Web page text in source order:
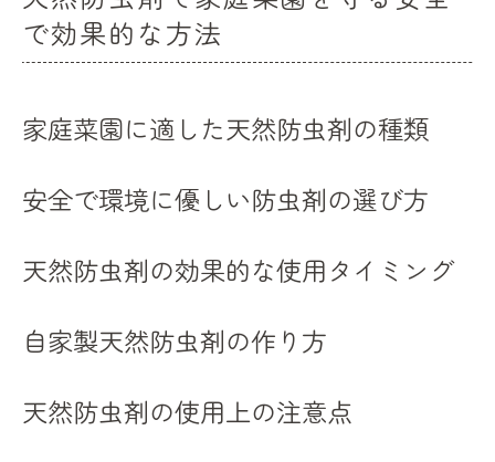
家庭菜園で取り入れたい新しい害虫対策法
最新技術を使った害虫対策のメリット
トレンドを取り入れた家庭菜園の始め方
で効果的な方法
家庭菜園に適した天然防虫剤の種類
安全で環境に優しい防虫剤の選び方
天然防虫剤の効果的な使用タイミング
自家製天然防虫剤の作り方
天然防虫剤の使用上の注意点